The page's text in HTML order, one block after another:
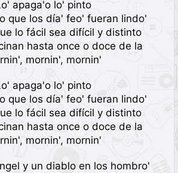
apaga'o lo' pinto
que los día' feo' fueran lindo'
lo fácil sea difícil y distinto
hasta once o doce de la
mornin', mornin'
apaga'o lo' pinto
que los día' feo' fueran lindo'
lo fácil sea difícil y distinto
hasta once o doce de la
mornin', mornin'
y un diablo en los hombro'